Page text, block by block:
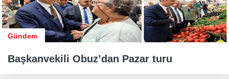
Gündem
Başkanvekili Obuz’dan Pazar turu